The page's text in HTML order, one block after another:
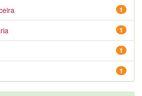
1
1
1
1